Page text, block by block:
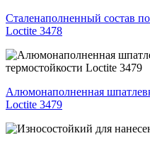
Сталенаполненный состав
Loctite 3478
Алюмонаполненная
Loctite 3479